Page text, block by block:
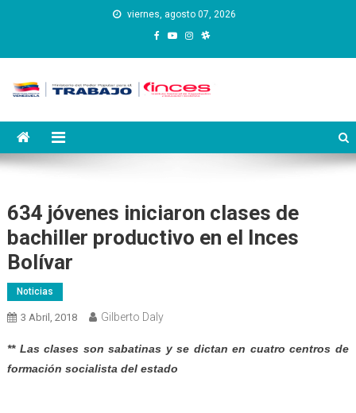
viernes, agosto 07, 2026
Instituto Nacional de
Capacitación y Educación
634 jóvenes iniciaron clases de
bachiller productivo en el Inces
Bolívar
Noticias
3 Abril, 2018 Gilberto Daly
** Las clases son sabatinas y se dictan en cuatro centros de
formación socialista del estado